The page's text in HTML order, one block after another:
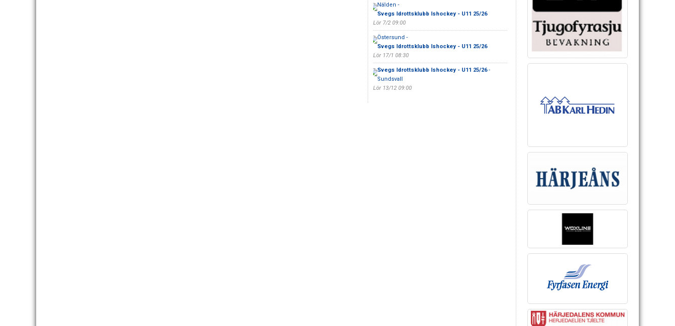
Nälden -
Svegs Idrottsklubb Ishockey - U11 25/26
Lör 7/2 09:00
Östersund -
Svegs Idrottsklubb Ishockey - U11 25/26
Lör 17/1 08:30
Svegs Idrottsklubb Ishockey - U11 25/26-
Sundsvall
Lör 13/12 09:00